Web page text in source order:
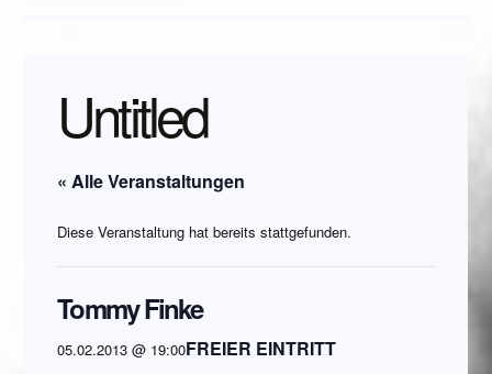
Untitled
« Alle Veranstaltungen
Diese Veranstaltung hat bereits stattgefunden.
Tommy Finke
05.02.2013 @ 19:00FREIER EINTRITT